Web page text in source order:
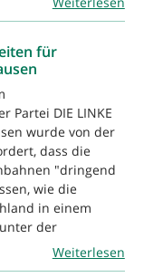
für
Partei DIE LINKE
wurde von der
dass die
"dringend
wie die
in einem
der
Weiterlesen